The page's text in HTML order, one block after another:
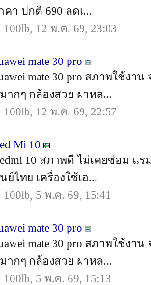
คา ปกติ 690 ลดเ...
100lb, 12 พ.ค. 69, 23:03
mate 30 pro
mate 30 pro สภาพใช้ง
ากๆ กล้องสวย ฝาหล...
100lb, 12 พ.ค. 69, 22:57
Mi 10
10 สภาพดี ไม่เคยซ่อม แร
ย์ไทย เครื่องใช้เอ...
5 พ.ค. 69, 15:41
mate 30 pro
mate 30 pro สภาพใช้ง
ากๆ กล้องสวย ฝาหล...
100lb, 5 พ.ค. 69, 15:13